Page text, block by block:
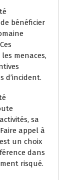
bénéficier
menaces,
d’incident.
sa
appel à
un choix
dans
risqué.